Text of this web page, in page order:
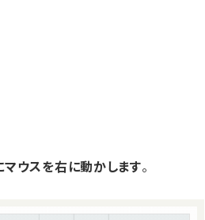
マウスを右に動かします。